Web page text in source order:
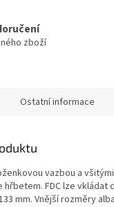
zboží
Ostatní informace
vazbou a
FDC lze vkládat
mm. Vnější rozměry